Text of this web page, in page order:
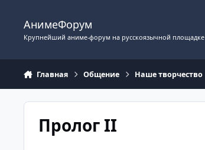
АнимеФорум
Крупнейший аниме-форум на русскоязычной площадке
Главная Общение Наше творчество
Пролог II